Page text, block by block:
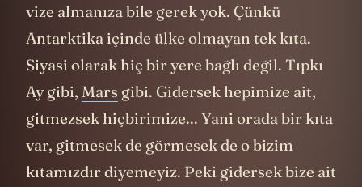
vize almanıza bile gerek yok. Çünkü
Antarktika içinde ülke olmayan tek kıta.
Siyasi olarak hiç bir yere bağlı değil. Tıpkı
Ay gibi, Mars gibi. Gidersek hepimize ait,
gitmezsek hiçbirimize... Yani orada bir kıta
var, gitmesek de görmesek de o bizim
kıtamızdır diyemeyiz. Peki gidersek bize ait